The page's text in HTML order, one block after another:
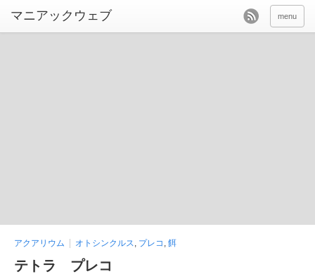
menu
アクアリウム オトシンクルス, プレコ , 餌
テトラ プレコ